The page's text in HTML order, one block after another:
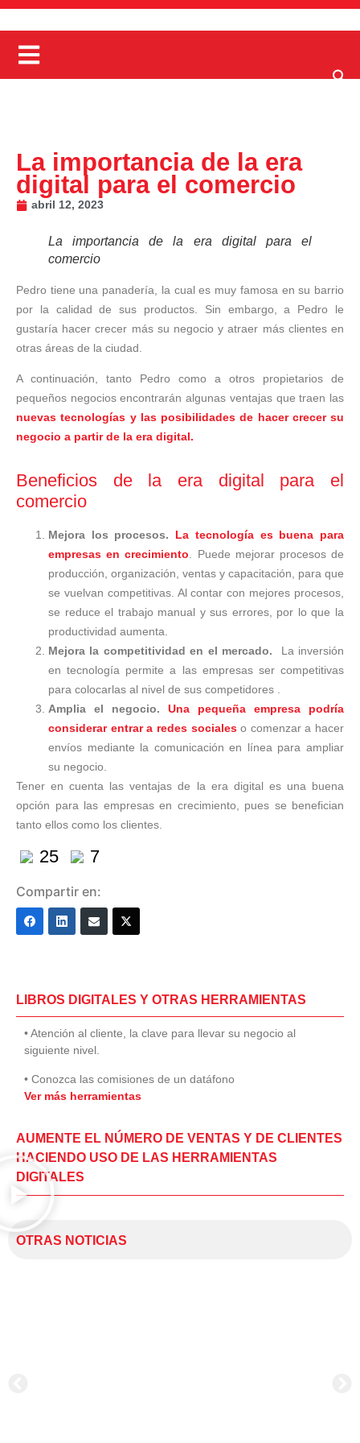
La importancia de la era
digital para el comercio
abril 12, 2023
La importancia de la era digital para el
comercio
Pedro tiene una panadería, la cual es muy famosa en su barrio
por la calidad de sus productos. Sin embargo, a Pedro le
gustaría hacer crecer más su negocio y atraer más clientes en
otras áreas de la ciudad.
A continuación, tanto Pedro como a otros propietarios de
pequeños negocios encontrarán algunas ventajas que traen las
nuevas tecnologías y las posibilidades de hacer crecer su
negocio a partir de la era digital.
Beneficios de la era digital para el
comercio
Mejora los procesos.
La tecnología es buena para
empresas en crecimiento . Puede mejorar procesos de
producción, organización, ventas y capacitación, para que
se vuelvan competitivas. Al contar con mejores procesos,
se reduce el trabajo manual y sus errores, por lo que la
productividad aumenta.
Mejora la competitividad en el mercado.
La inversión
en tecnología permite a las empresas ser competitivas
para colocarlas al nivel de sus competidores .
Amplia el negocio.
Una pequeña empresa podría
considerar entrar a redes socialeso comenzar a hacer
envíos mediante la comunicación en línea para ampliar
su negocio.
Tener en cuenta las ventajas de la era digital es una buena
opción para las empresas en crecimiento, pues se benefician
tanto ellos como los clientes.
25 7
Compartir en:
LIBROS DIGITALES Y OTRAS HERRAMIENTAS
• Atención al cliente, la clave para llevar su negocio al
siguiente nivel.
• Conozca las comisiones de un datáfono
Ver más herramientas
AUMENTE EL NÚMERO DE VENTAS Y DE CLIENTES
HACIENDO USO DE LAS HERRAMIENTAS
DIGITALES
OTRAS NOTICIAS